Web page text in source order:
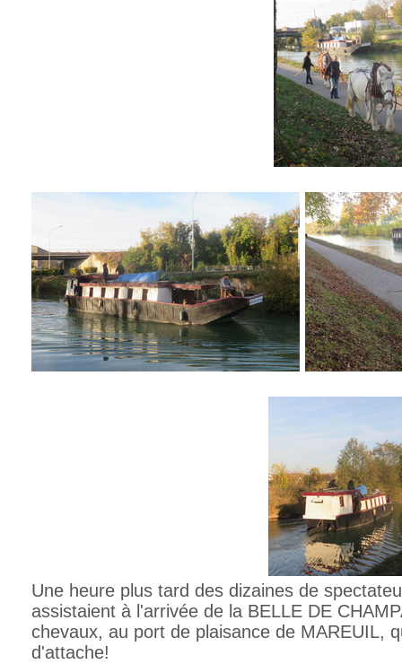
Une heure plus tard des dizaines de
assistaient à l'arrivée de la BELLE DE
chevaux, au port de plaisance de MAREUIL,
d'attache!